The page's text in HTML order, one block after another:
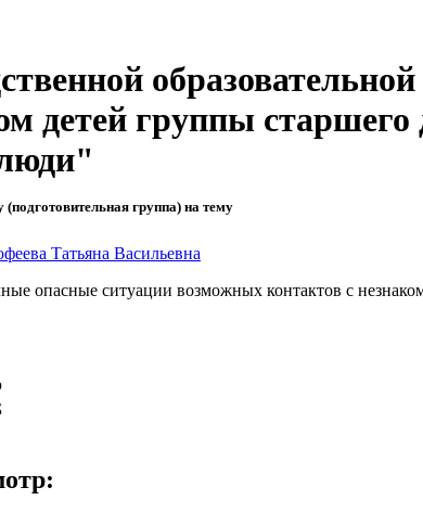
группы старшего
группа) на тему
Татьяна Васильевна
опасные ситуации возможных контактов с